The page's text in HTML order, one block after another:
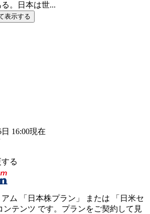
。日本は世...
表示する
16:00現在
る
ム 「 日本株プラン 」 または 「 日米セ
ンテンツ です。プランをご契約して見